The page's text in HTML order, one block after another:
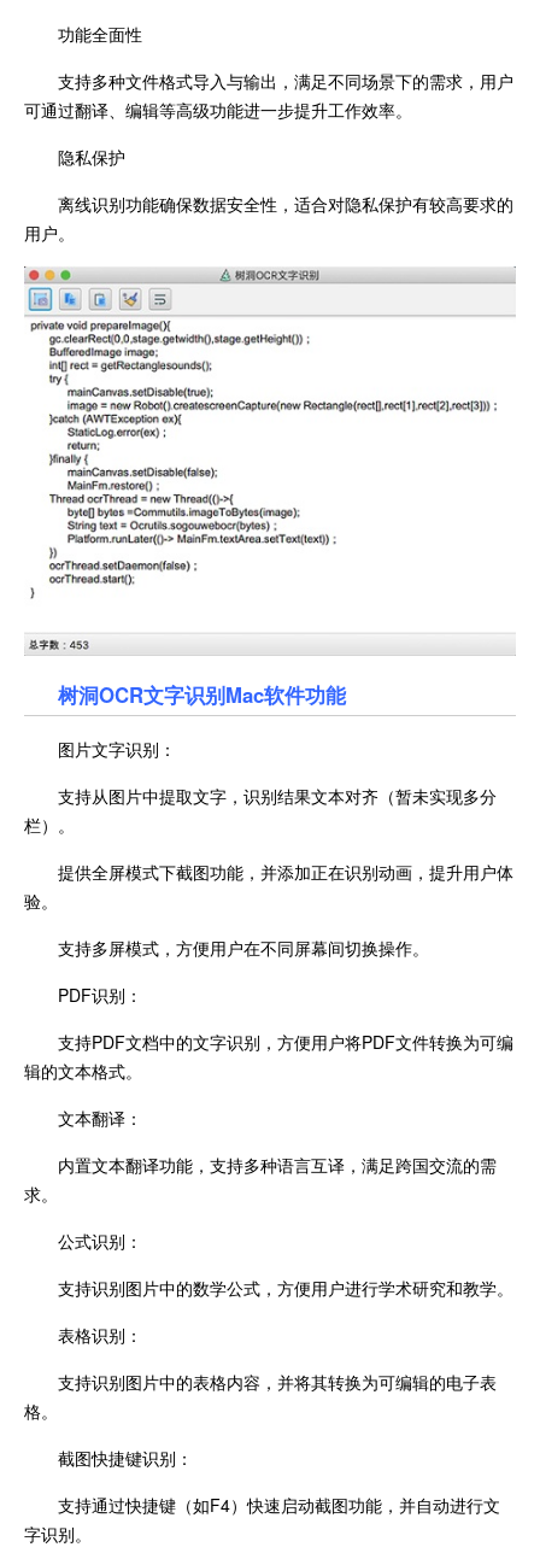
功能全面性
支持多种文件格式导入与输出，满足不同场景下的需求，用户
可通过翻译、编辑等高级功能进一步提升工作效率。
隐私保护
离线识别功能确保数据安全性，适合对隐私保护有较高要求的
用户。
树洞OCR文字识别Mac软件功能
图片文字识别：
支持从图片中提取文字，识别结果文本对齐（暂未实现多分
栏）。
提供全屏模式下截图功能，并添加正在识别动画，提升用户体
验。
支持多屏模式，方便用户在不同屏幕间切换操作。
PDF识别：
支持PDF文档中的文字识别，方便用户将PDF文件转换为可编
辑的文本格式。
文本翻译：
内置文本翻译功能，支持多种语言互译，满足跨国交流的需
求。
公式识别：
支持识别图片中的数学公式，方便用户进行学术研究和教学。
表格识别：
支持识别图片中的表格内容，并将其转换为可编辑的电子表
格。
截图快捷键识别：
支持通过快捷键（如F4）快速启动截图功能，并自动进行文
字识别。